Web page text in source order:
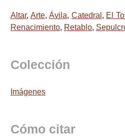
Altar, Arte,Ávila, Catedral , El
Renacimiento, Retablo,
Colección
Imágenes
Cómo citar